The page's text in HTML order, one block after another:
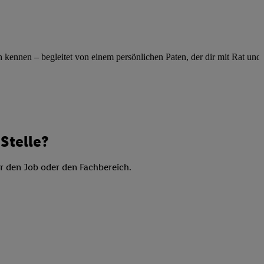
– begleitet von einem persönlichen Paten, der dir mit Rat und
Job oder den Fachbereich.
Quellen,
Analyse
Verwendung
von Profilen